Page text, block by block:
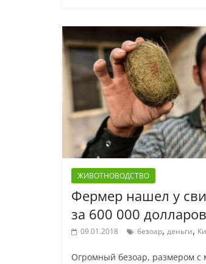
ЖИВОТНОВОДСТВО
Фермер нашел у
за 600 000 долларов
09.01.2018 безоар, деньги,
Огромный безоар, размером с